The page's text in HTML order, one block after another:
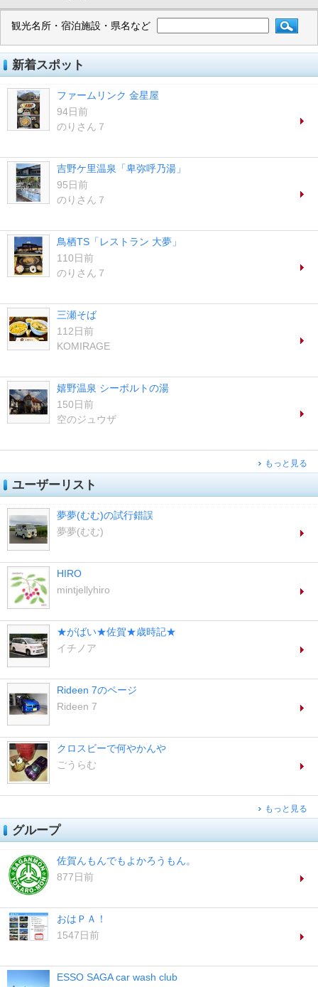
観光名所・宿泊施設・県名など
新着スポット
ファームリンク 金星屋
94日前
のりさん７
吉野ケ里温泉「卑弥呼乃湯」
95日前
のりさん７
鳥栖TS「レストラン 大夢」
110日前
のりさん７
三瀬そば
112日前
KOMIRAGE
嬉野温泉 シーボルトの湯
150日前
空のジュウザ
もっと見る
ユーザーリスト
夢夢(むむ)の試行錯誤
夢夢(むむ)
HIRO
mintjellyhiro
★がばい★佐賀★歳時記★
イチノア
Rideen 7のページ
Rideen 7
クロスビーで何やかんや
ごうらむ
もっと見る
グループ
佐賀んもんでもよかろうもん。
877日前
おはＰＡ！
1547日前
ESSO SAGA car wash club